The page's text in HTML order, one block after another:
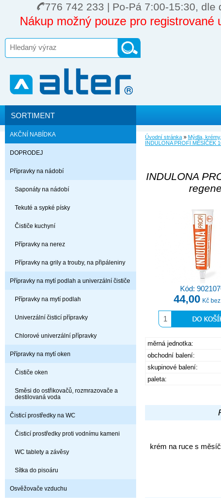
776 742 233 | Po-Pá 7:00-15:30, dle
Nákup možný pouze pro registrované
SORTIMENT
AKČNÍ NABÍDKA
DOPRODEJ
Přípravky na nádobí
Saponáty na nádobí
Tekuté a sypké písky
Čističe kuchyní
Přípravky na nerez
Přípravky na grily a trouby, na připáleniny
Přípravky na mytí podlah a univerzální čističe
Přípravky na mytí podlah
Univerzální čisticí přípravky
Chlorové univerzální přípravky
Přípravky na mytí oken
Čističe oken
Směsi do ostřikovačů, rozmrazovače a
destilovaná voda
Čisticí prostředky na WC
Čisticí prostředky proti vodnímu kameni
WC tablety a závěsy
Sítka do pisoáru
Osvěžovače vzduchu
Úvodní stránka » Mýdla,
INDULONA PROFI MĚSÍČEK
INDULONA
Kód:
44,00 Kč
měrná jednotka:
obchodní balení:
skupinové balení:
paleta:
krém na ruce s